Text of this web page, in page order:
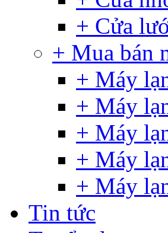
+ Cửa
+ Mua bán
+ Máy
+ Máy
+ Máy
+ Máy
+ Máy
Tin tức